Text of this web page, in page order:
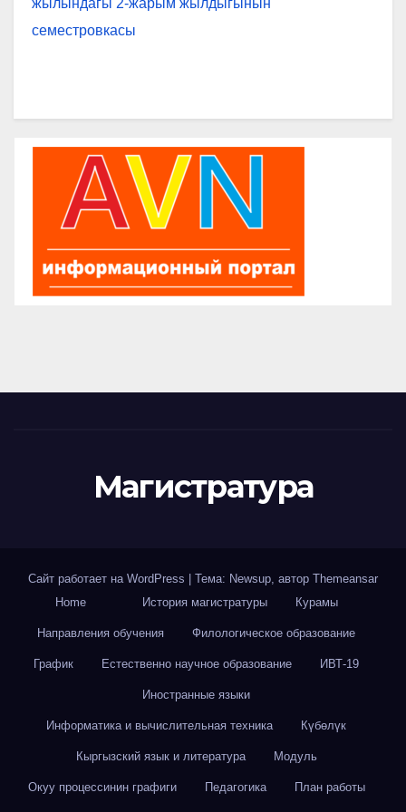
жылындагы 2-жарым жылдыгынын
семестровкасы
Магистратура
Сайт работает на WordPress Тема: Newsup, автор Themeansar
Home
История магистратуры Курамы
Направления обучения Филологическое образование
График Естественно научное образование ИВТ-19
Иностранные языки
Информатика и вычислительная техника Күбөлүк
Кыргызский язык и литература Модуль
Окуу процессинин графиги Педагогика План работы